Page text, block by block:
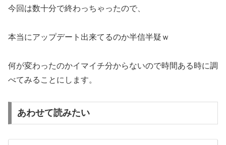
今回は数十分で終わっちゃったので、
本当にアップデート出来てるのか半信半疑ｗ
何が変わったのかイマイチ分からないので時間ある時に調
べてみることにします。
あわせて読みたい